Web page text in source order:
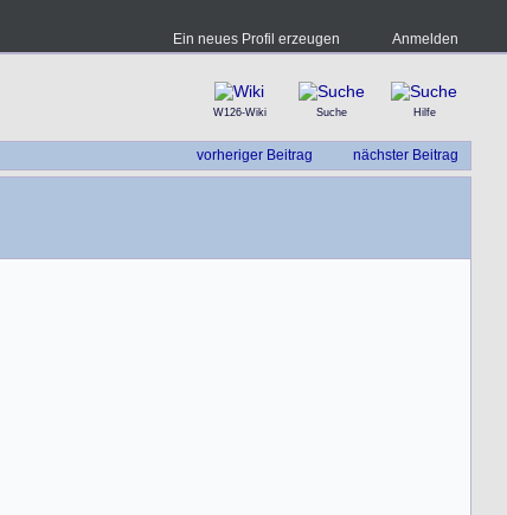
Ein neues Profil erzeugen Anmelden
W126-Wiki Suche Hilfe
vorheriger Beitrag nächster Beitrag